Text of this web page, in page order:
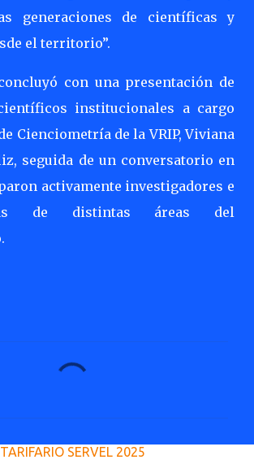
generaciones de científicas y
el territorio”.
con una presentación de
institucionales a cargo
Cienciometría de la VRIP, Viviana
seguida de un conversatorio en
activamente investigadores e
de distintas áreas del
TARIFARIO SERVEL 2025